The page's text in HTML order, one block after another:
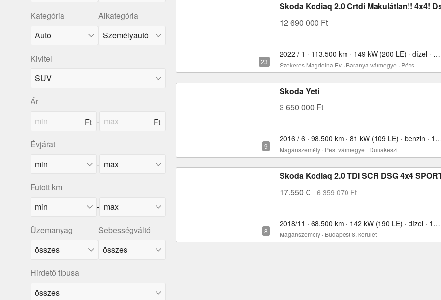
Kategória Alkategória
Kivitel
Ár
-
Évjárat
-
Futott km
-
Üzemanyag Sebességváltó
Hirdető típusa
Skoda Kodiaq 2.0 Crtdi Makulátlan!! 4x4!
12 690 000 Ft
2022 / 1 · 113.500 km · 149 kW (200 LE) · dízel · 1998 cm³
Szekeres Magdolna Ev · Baranya vármegye · Pécs
Skoda Yeti
3 650 000 Ft
2016 / 6 · 98.500 km · 81 kW (109 LE) · benzin · 1200 cm³
Magánszemély · Pest vármegye · Dunakeszi
Skoda Kodiaq 2.0 TDI SCR DSG 4x4
17.550 €
6 359 070 Ft
2018/11 · 68.500 km · 142 kW (190 LE) · dízel · 1968 cm³
Magánszemély · Budapest 8. kerület